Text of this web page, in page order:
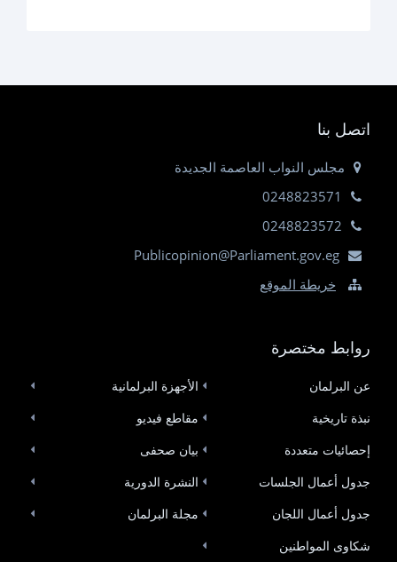
اتصل بنا
مجلس النواب العاصمة الجديدة
0248823571
0248823572
Publicopinion@Parliament.gov.eg
خريطة الموقع
روابط مختصرة
عن البرلمان
نبذة تاريخية
إحصائيات متعددة
جدول أعمال الجلسات
جدول أعمال اللجان
شكاوى المواطنين
الأجهزة البرلمانية
مقاطع فيديو
بيان صحفى
النشرة الدورية
مجلة البرلمان